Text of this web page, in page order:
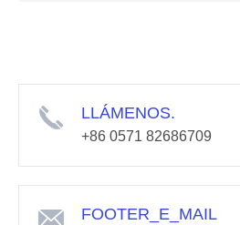
LLÁMENOS.
+86 0571 82686709
FOOTER_E_MAIL